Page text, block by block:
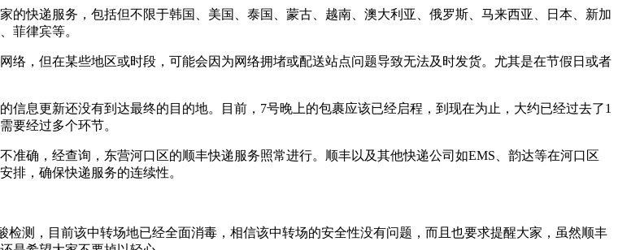
快递服务，包括但不限于韩国、美国、泰国、蒙古、越南、澳大利亚、俄罗斯、马来西亚、日本、新加
菲律宾等。
，但在某些地区或时段，可能会因为网络拥堵或配送站点问题导致无法及时发货。尤其是在节假日或者
息更新还没有到达最终的目的地。目前，7号晚上的包裹应该已经启程，到现在为止，大约已经过去了1
要经过多个环节。
确，经查询，东营河口区的顺丰快递服务照常进行。顺丰以及其他快递公司如EMS、韵达等在河口区
排，确保快递服务的连续性。
测，目前该中转场地已经全面消毒，相信该中转场的安全性没有问题，而且也要求提醒大家，虽然顺丰